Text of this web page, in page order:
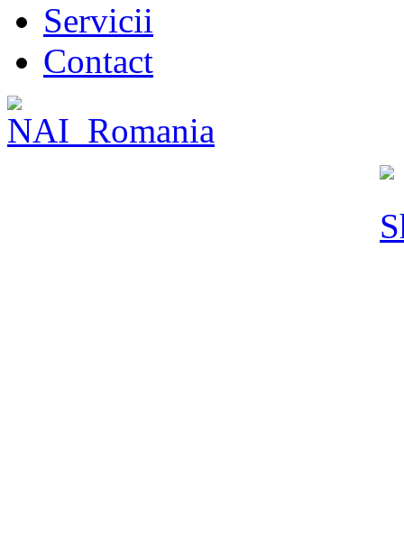
Servicii
Contact